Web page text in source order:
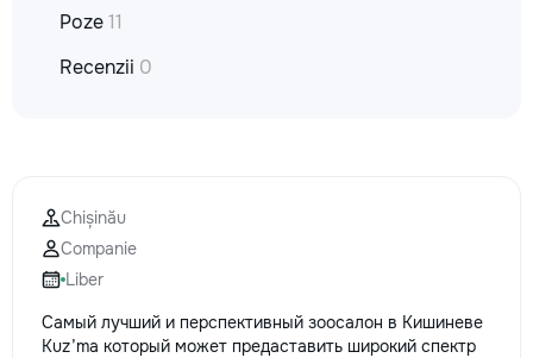
Poze11
Recenzii 0
Chișinău
Companie
Liber
Самый лучший и перспективный зоосалон в Кишиневе
Kuz’ma который может предаставить широкий спектр